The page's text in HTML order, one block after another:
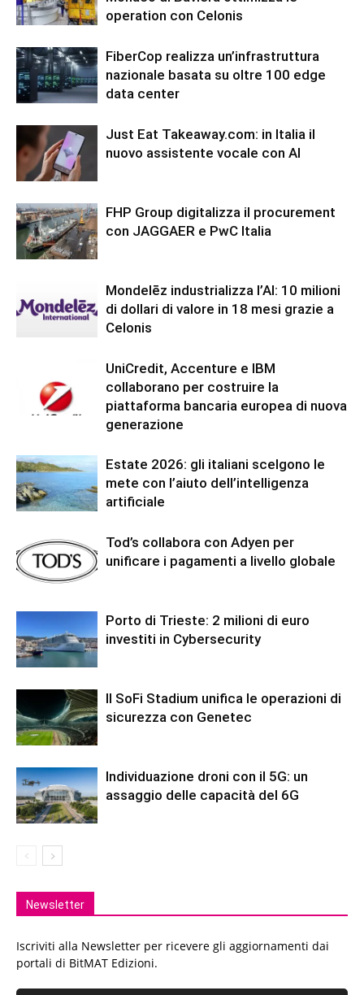
operation con Celonis
FiberCop realizza un’infrastruttura
nazionale basata su oltre 100 edge
data center
Just Eat Takeaway.com: in Italia il
nuovo assistente vocale con AI
FHP Group digitalizza il procurement
con JAGGAER e PwC Italia
Mondelēz industrializza l’AI: 10 milioni
di dollari di valore in 18 mesi grazie a
Celonis
UniCredit, Accenture e IBM
collaborano per costruire la
piattaforma bancaria europea di nuova
generazione
Estate 2026: gli italiani scelgono le
mete con l’aiuto dell’intelligenza
artificiale
Tod’s collabora con Adyen per
unificare i pagamenti a livello globale
Porto di Trieste: 2 milioni di euro
investiti in Cybersecurity
Il SoFi Stadium unifica le operazioni di
sicurezza con Genetec
Individuazione droni con il 5G: un
assaggio delle capacità del 6G
Newsletter
Iscriviti alla Newsletter per ricevere gli aggiornamenti dai
portali di BitMAT Edizioni.